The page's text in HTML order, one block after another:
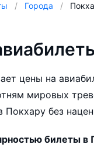
Города
цены на
мировых
Покхару без
билеты в